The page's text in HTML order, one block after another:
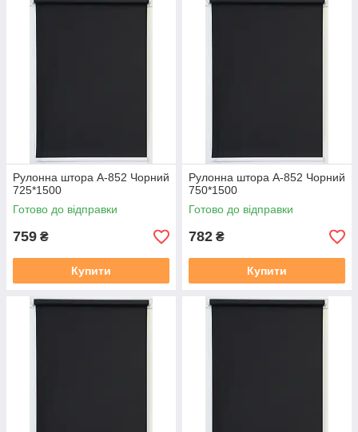
Рулонна штора А-852 Чорний
725*1500
Готово до відправки
759 ₴
Купити
Рулонна штора А-852 Чорний
750*1500
Готово до відправки
782 ₴
Купити